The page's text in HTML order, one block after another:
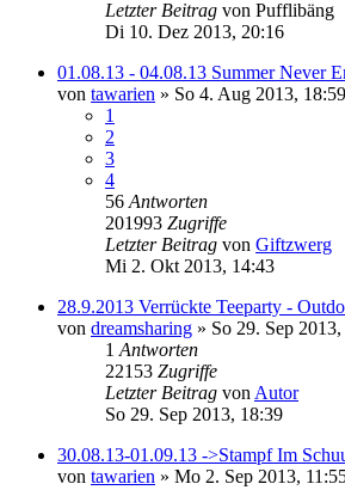
Letzter Beitrag von Pufflibäng
Di 10. Dez 2013, 20:16
01.08.13 - 04.08.13 Summer Never
von tawarien » So 4. Aug 2013, 18:59
1
2
3
4
56 Antworten
201993 Zugriffe
Letzter Beitrag von Giftzwerg
Mi 2. Okt 2013, 14:43
28.9.2013 Verrückte Teeparty -
von dreamsharing » So 29. Sep
1 Antworten
22153 Zugriffe
Letzter Beitrag von Autor
So 29. Sep 2013, 18:39
30.08.13-01.09.13 ->Stampf Im
von tawarien » Mo 2. Sep 2013,